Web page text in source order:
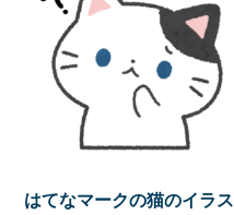
はてなマークの猫のイラス